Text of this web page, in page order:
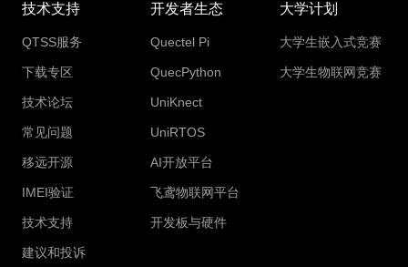
技术支持
QTSS服务
下载专区
技术论坛
常见问题
移远开源
IMEI验证
技术支持
建议和投诉
开发者生态
Quectel Pi
QuecPython
UniKnect
UniRTOS
AI开放平台
飞鸢物联网平台
开发板与硬件
大学计划
大学生嵌入式竞赛
大学生物联网竞赛